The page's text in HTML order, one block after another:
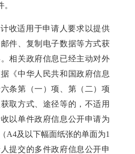
收适用于申请人要求以提供
件、复制电子数据等方式获
相关政府信息已经主动对外
《中华人民共和国政府信息
条第（一）项、第（二）项
取方式、途径等的，不适用
以单件政府信息公开申请为
A4及以下幅面纸张的单面为1
提交的多件政府信息公开申